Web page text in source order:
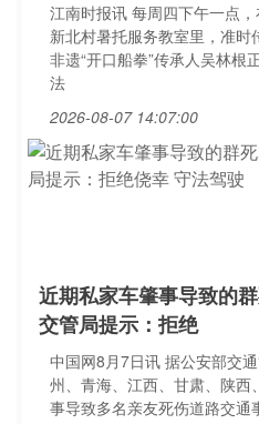
江南时报讯 每周四下午一点
新北村暑托服务教室里，准时
非遗“开口船拳”传承人吴林根
法
2026-08-07 14:07:00
近期私家车肇事导致的
交管局提示：拒绝
中国网8月7日讯 据公安部交
州、青海、江西、甘肃、陕
事导致多名亲友死伤道路交通